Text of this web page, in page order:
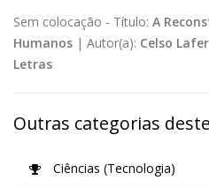
Sem colocação - Título: A
Humanos | Autor(a): Celso Lafer
Letras
Outras categorias
Ciências (Tecnologia)